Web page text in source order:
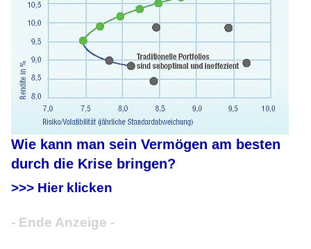
Wie kann man sein Vermögen am besten
durch die Krise bringen?
>>> Hier klicken
- Ende Anzeige -